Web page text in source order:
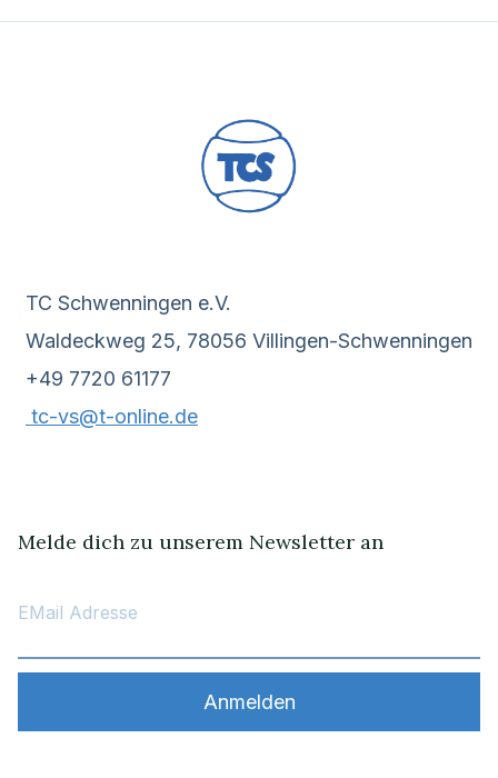
TC Schwenningen e.V.
Waldeckweg 25, 78056 Villingen-Schwenningen
+49 7720 61177
tc-vs@t-online.de
Melde dich zu unserem Newsletter an